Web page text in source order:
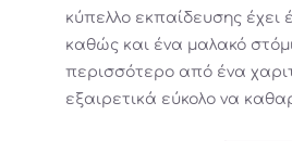
κύπελλο εκπαίδευσης
καθώς και ένα μαλακό
περισσότερο από ένα
εξαιρετικά εύκολο να